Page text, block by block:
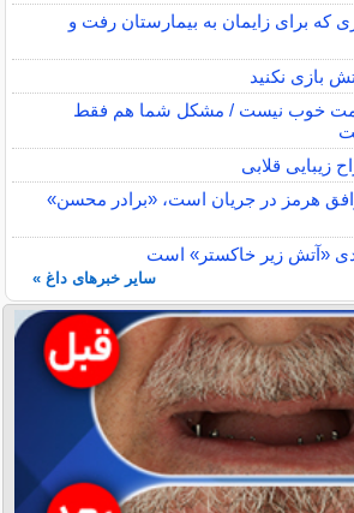
که برای زایمان به بیمارستان رفت و
بازی نکنید
تیمت خوب نیست / مشکل شما هم فقط
زیبایی قلابی
هرمز در جریان است، «برادر محسن»
سایر خبرهای داغ »